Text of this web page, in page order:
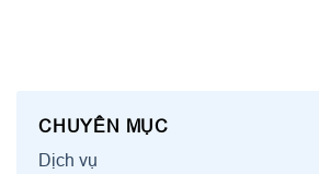
CHUYÊN MỤC
Dịch vụ